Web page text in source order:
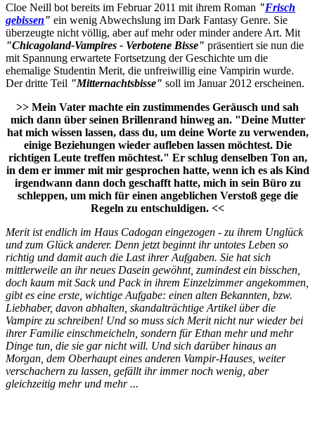
Cloe Neill bot bereits im Februar 2011 mit ihrem Roman "Frisch
gebissen" ein wenig Abwechslung im Dark Fantasy Genre. Sie
überzeugte nicht völlig, aber auf mehr oder minder andere Art. Mit
"Chicagoland-Vampires - Verbotene Bisse" präsentiert sie nun die
mit Spannung erwartete Fortsetzung der Geschichte um die
ehemalige Studentin Merit, die unfreiwillig eine Vampirin wurde.
Der dritte Teil "Mitternachtsbisse" soll im Januar 2012 erscheinen.
>> Mein Vater machte ein zustimmendes Geräusch und sah
mich dann über seinen Brillenrand hinweg an. "Deine Mutter
hat mich wissen lassen, dass du, um deine Worte zu verwenden,
einige Beziehungen wieder aufleben lassen möchtest. Die
richtigen Leute treffen möchtest." Er schlug denselben Ton an,
in dem er immer mit mir gesprochen hatte, wenn ich es als Kind
irgendwann dann doch geschafft hatte, mich in sein Büro zu
schleppen, um mich für einen angeblichen Verstoß gege die
Regeln zu entschuldigen. <<
Merit ist endlich im Haus Cadogan eingezogen - zu ihrem Unglück
und zum Glück anderer. Denn jetzt beginnt ihr untotes Leben so
richtig und damit auch die Last ihrer Aufgaben. Sie hat sich
mittlerweile an ihr neues Dasein gewöhnt, zumindest ein bisschen,
doch kaum mit Sack und Pack in ihrem Einzelzimmer angekommen,
gibt es eine erste, wichtige Aufgabe: einen alten Bekannten, bzw.
Liebhaber, davon abhalten, skandalträchtige Artikel über die
Vampire zu schreiben! Und so muss sich Merit nicht nur wieder bei
ihrer Familie einschmeicheln, sondern für Ethan mehr und mehr
Dinge tun, die sie gar nicht will. Und sich darüber hinaus an
Morgan, dem Oberhaupt eines anderen Vampir-Hauses, weiter
verschachern zu lassen, gefällt ihr immer noch wenig, aber
gleichzeitig mehr und mehr ...